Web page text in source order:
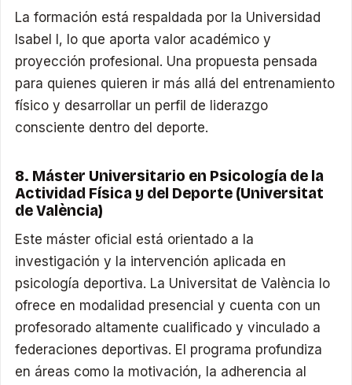
La formación está respaldada por la Universidad
Isabel I, lo que aporta valor académico y
proyección profesional. Una propuesta pensada
para quienes quieren ir más allá del entrenamiento
físico y desarrollar un perfil de liderazgo
consciente dentro del deporte.
8. Máster Universitario en Psicología de la
Actividad Física y del Deporte (Universitat
de València)
Este máster oficial está orientado a la
investigación y la intervención aplicada en
psicología deportiva. La Universitat de València lo
ofrece en modalidad presencial y cuenta con un
profesorado altamente cualificado y vinculado a
federaciones deportivas. El programa profundiza
en áreas como la motivación, la adherencia al